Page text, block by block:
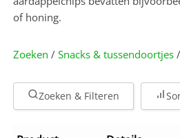
of honing.
Zoeken /Snacks & tussendoortjes /
Zoeken & Filteren